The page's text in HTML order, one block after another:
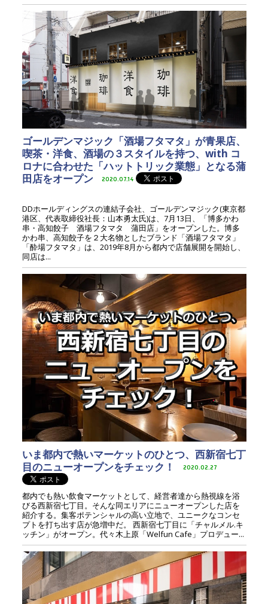
ゴールデンマジック「酒場フタマタ」が青果店、
喫茶・洋食、酒場の３スタイルを持つ、with コ
ロナに合わせた「ハットトリック業態」となる蒲
田店をオープン
2020.07.14
DDホールディングスの連結子会社、ゴールデンマジック(東京都
港区、代表取締役社長：山本勇太氏)は、7月13日、「博多かわ
串・高知餃子 酒場フタマタ 蒲田店」をオープンした。博多
かわ串、高知餃子を２大名物としたブランド「酒場フタマタ」
「酔場フタマタ」は、2019年8月から都内で店舗展開を開始し、
同店は...
いま都内で熱いマーケットのひとつ、西新宿七丁
目のニューオープンをチェック！
2020.02.27
都内でも熱い飲食マーケットとして、経営者達から熱視線を浴
びる西新宿七丁目。そんな同エリアにニューオープンした店を
紹介する。集客ポテンシャルの高い立地で、ユニークなコンセ
プトを打ち出す店が急増中だ。 西新宿七丁目に「チャルメル.キ
ッチン」がオープン。代々木上原「Welfun Cafe」プロデュー...